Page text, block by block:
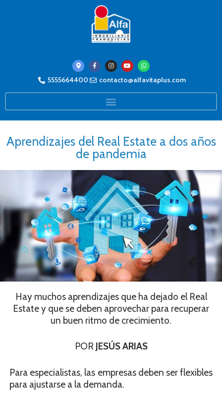
5555664400 contacto@alfavitaplus.com
Aprendizajes del Real Estate a dos años
de pandemia
Hay muchos aprendizajes que ha dejado el Real
Estate y que se deben aprovechar para recuperar
un buen ritmo de crecimiento.
POR JESÚS ARIAS
Para especialistas, las empresas deben ser flexibles
para ajustarse a la demanda.